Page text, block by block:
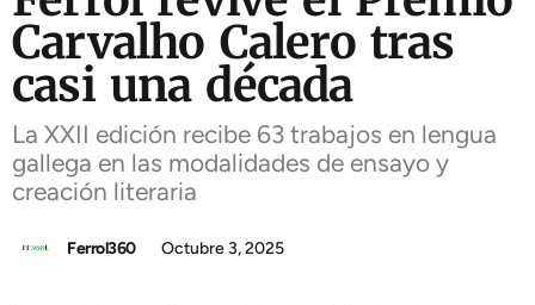
Carvalho Calero tras
casi una década
La XXII edición recibe 63 trabajos en lengua
gallega en las modalidades de ensayo y
creación literaria
Ferrol360 Octubre 3, 2025